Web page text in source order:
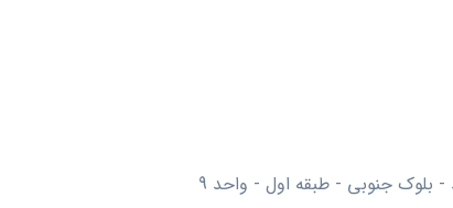
- بلوک جنوبی - طبقه اول - واحد 9